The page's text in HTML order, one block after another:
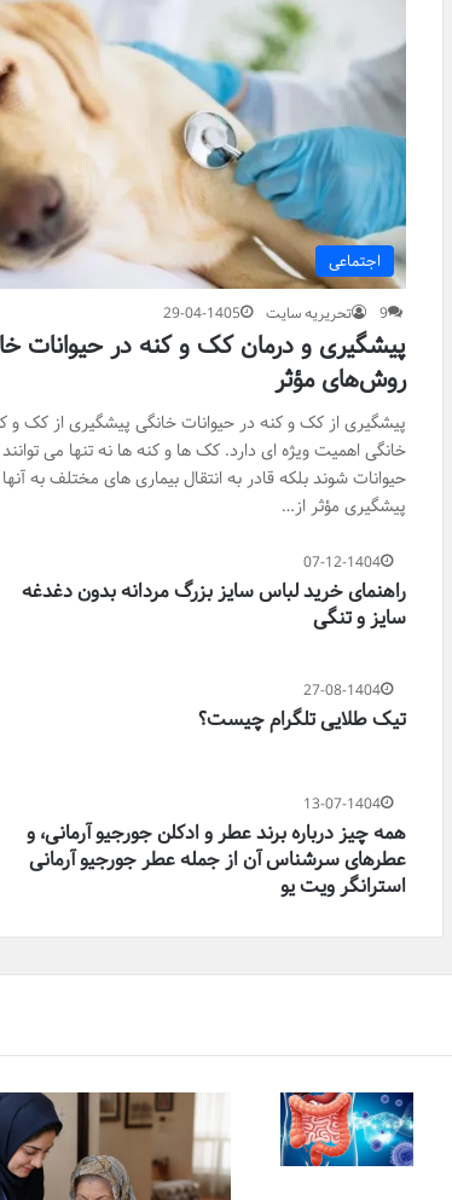
اجتماعی
تحریریه سایت 29-04-1405 9
پیشگیری و درمان کک و کنه در حیوانات
روش‌های مؤثر
پیشگیری از کک و کنه در حیوانات خانگی پیشگیری از کک و
خانگی اهمیت ویژه ای دارد. کک ها و کنه ها نه تنها می
حیوانات شوند بلکه قادر به انتقال بیماری های مختلف به
پیشگیری مؤثر از…
07-12-1404
راهنمای خرید لباس سایز بزرگ مردانه بدون دغدغه
سایز و تنگی
27-08-1404
تیک طلایی تلگرام چیست؟
13-07-1404
همه چیز درباره برند عطر و ادکلن جورجیو آرمانی، و
عطرهای سرشناس آن از جمله عطر جورجیو آرمانی
استرانگر ویت یو